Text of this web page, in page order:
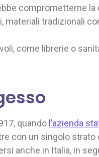
comprometterne la
tradizionali
come librerie o
quando l’azienda
con un singolo strato
anche in Italia, in